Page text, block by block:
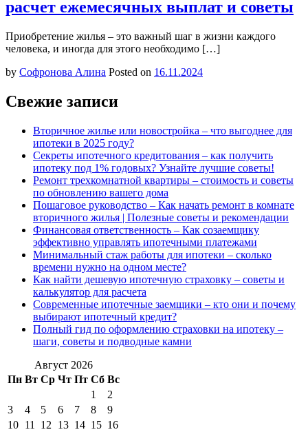
расчет ежемесячных выплат и советы
Приобретение жилья – это важный шаг в жизни каждого
человека, и иногда для этого необходимо […]
by Софронова Алина Posted on 16.11.2024
Свежие записи
Вторичное жилье или новостройка – что выгоднее для
ипотеки в 2025 году?
Секреты ипотечного кредитования – как получить
ипотеку под 1% годовых? Узнайте лучшие советы!
Ремонт трехкомнатной квартиры – стоимость и советы
по обновлению вашего дома
Пошаговое руководство – Как начать ремонт в комнате
вторичного жилья | Полезные советы и рекомендации
Финансовая ответственность – Как созаемщику
эффективно управлять ипотечными платежами
Минимальный стаж работы для ипотеки – сколько
времени нужно на одном месте?
Как найти дешевую ипотечную страховку – советы и
калькулятор для расчета
Современные ипотечные заемщики – кто они и почему
выбирают ипотечный кредит?
Полный гид по оформлению страховки на ипотеку –
шаги, советы и подводные камни
Август 2026
Пн Вт Ср Чт Пт Сб Вс
1
2
3
4 5 6 7 8
9
10 11 12 13 14 15 16